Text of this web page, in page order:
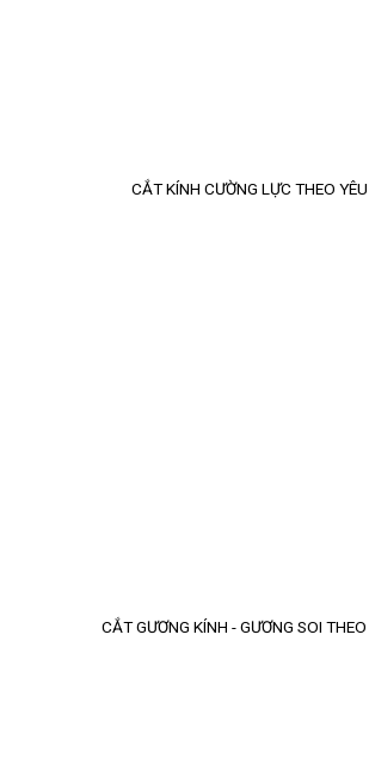
CẮT KÍNH CƯỜNG LỰC THEO
CẮT GƯƠNG KÍNH - GƯƠNG SOI